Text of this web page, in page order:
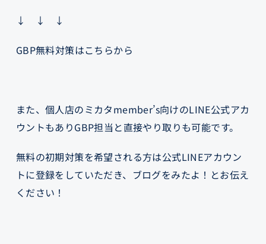
↓ ↓ ↓
GBP無料対策はこちらから
また、個人店のミカタmember’s向けのLINE公式アカ
ウントもありGBP担当と直接やり取りも可能です。
無料の初期対策を希望される方は公式LINEアカウン
トに登録をしていただき、ブログをみたよ！とお伝え
ください！